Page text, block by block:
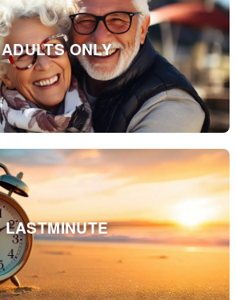
ADULTS ONLY
LASTMINUTE